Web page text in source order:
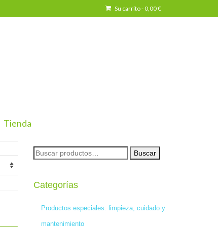
Su carrito-0,00€
Tienda
Buscar
por:
Buscar
Categorías
Productos especiales: limpieza, cuidado y
mantenimiento